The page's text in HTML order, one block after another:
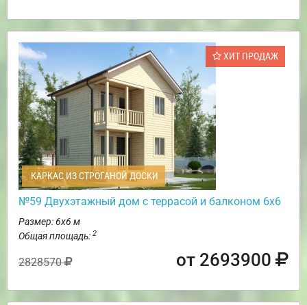
ХИТ ПРОДАЖ
КАРКАС ИЗ СТРОГАНОЙ ДОСКИ
№59 Двухэтажный дом с террасой и балконом 6х6
Размер: 6х6 м
Общая площадь: 2
2828570 от 2693900